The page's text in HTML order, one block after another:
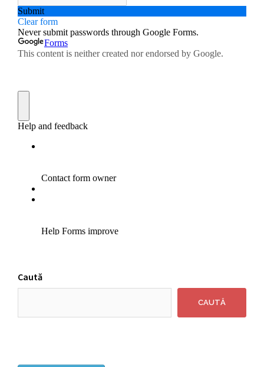
Caută
CAUTĂ